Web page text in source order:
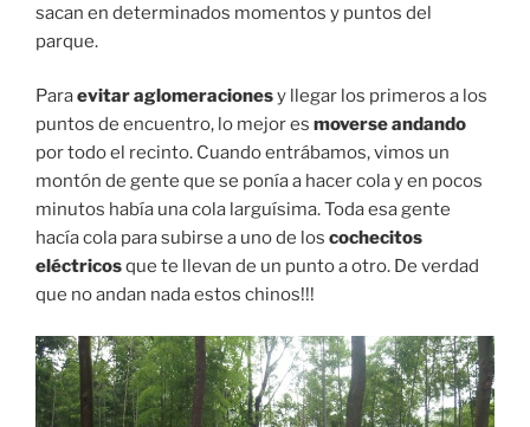
sacan en determinados momentos y puntos del
parque.
Paraevitar aglomeracionesy llegar los primeros a los
puntos de encuentro, lo mejor es moverse andando
por todo el recinto. Cuando entrábamos, vimos un
montón de gente que se ponía a hacer cola y en pocos
minutos había una cola larguísima. Toda esa gente
hacía cola para subirse a uno de los cochecitos
eléctricosque te llevan de un punto a otro. De verdad
que no andan nada estos chinos!!!